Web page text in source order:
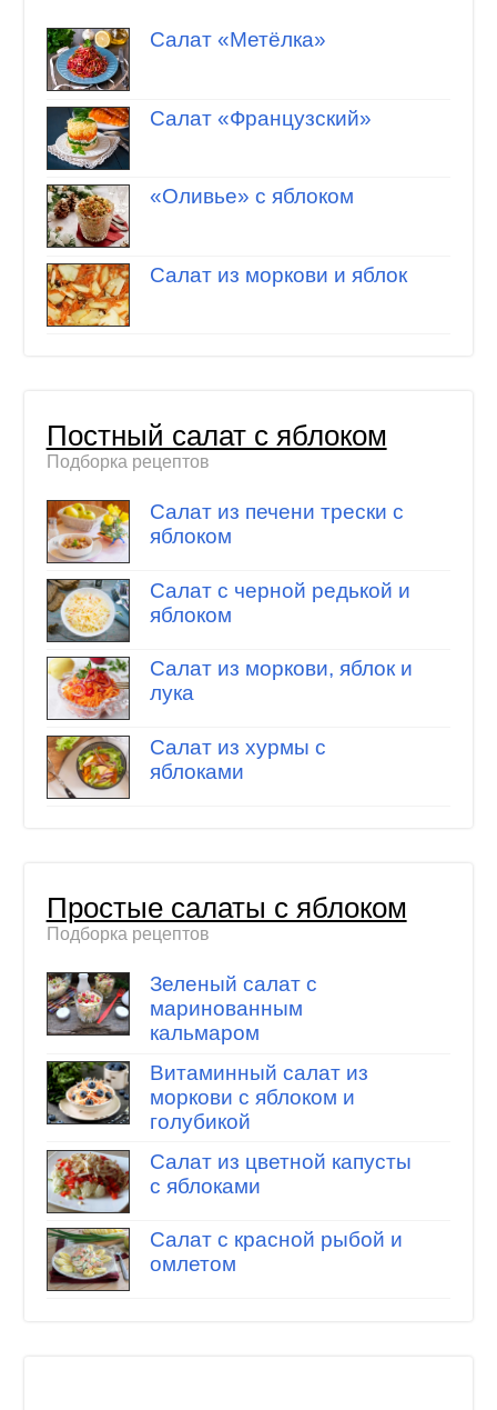
Салат «Метёлка»
Салат «Французский»
«Оливье» с яблоком
Салат из моркови и яблок
Постный салат с яблоком
Подборка рецептов
Салат из печени трески с
яблоком
Салат с черной редькой и
яблоком
Салат из моркови, яблок и
лука
Салат из хурмы с
яблоками
Простые салаты с яблоком
Подборка рецептов
Зеленый салат с
маринованным
кальмаром
Витаминный салат из
моркови с яблоком и
голубикой
Салат из цветной капусты
с яблоками
Салат с красной рыбой и
омлетом